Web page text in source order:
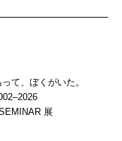
て、ぼくがいた。
展